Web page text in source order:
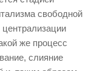
свободной
же процесс
слияние